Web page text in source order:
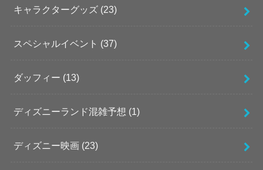
キャラクターグッズ (23)
スペシャルイベント (37)
ダッフィー (13)
ディズニーランド混雑予想 (1)
ディズニー映画 (23)